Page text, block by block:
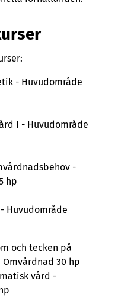
- Huvudområde
I - Huvudområde
-
hp
Huvudområde
och tecken på
30 hp
vård -